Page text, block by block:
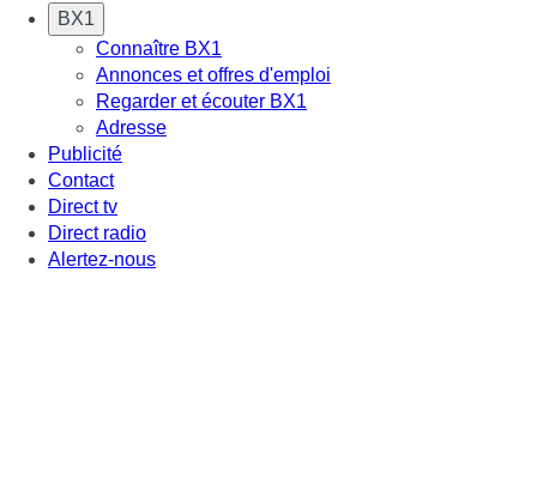
BX1
Connaître BX1
Annonces et offres d'emploi
Regarder et écouter BX1
Adresse
Publicité
Contact
Direct tv
Direct radio
Alertez-nous